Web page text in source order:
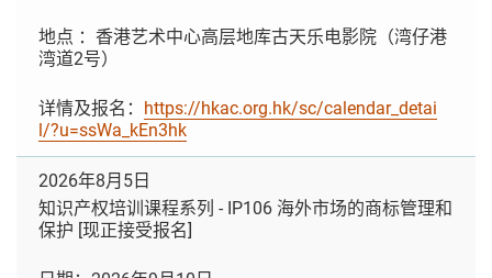
地点 ：香港艺术中心高层地库古天乐电影院（湾仔港
湾道2号）
详情及报名： https://hkac.org.hk/sc/calendar_detai
l/?u=ssWa_kEn3hk
2026年8月5日
知识产权培训课程系列 - IP106 海外市场的商标管理和
保护 [现正接受报名]